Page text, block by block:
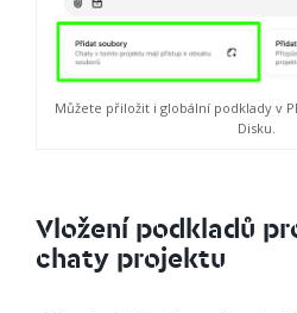
Můžete přiložit i globální podklady v
Disku.
Vložení podkladů
chaty projektu